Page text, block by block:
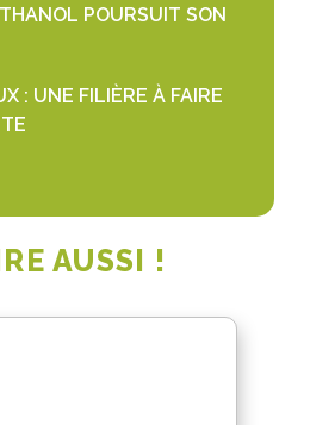
POURSUIT SON
: UNE FILIÈRE À FAIRE
AUSSI !